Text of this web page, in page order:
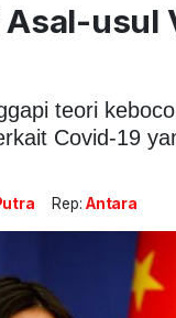
Asal-usul
teori
Covid-19
Rep: Antara